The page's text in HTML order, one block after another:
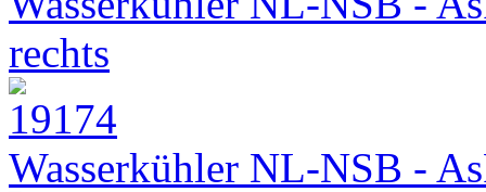
rechts
Wasserkühler NL-NSB -